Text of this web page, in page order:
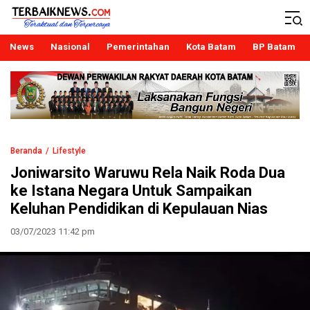
Terbaiknews
Teraktual dan Terpercaya
News Nasional Pemerintahan Kota Batam BP Batam
Beranda Lifestyle
Joniwarsito Waruwu Rela Naik Roda Dua
ke Istana Negara Untuk Sampaikan
Keluhan Pendidikan di Kepulauan Nias
03/07/2023 11:42 pm